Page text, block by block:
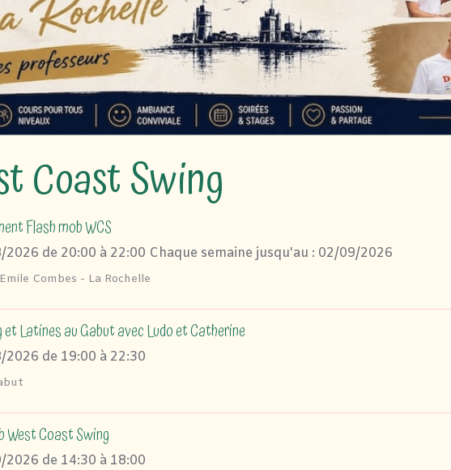
Coast Swing
Flash mob WCS
2026 de 20:00 à 22:00 Chaque semaine jusqu'au : 02/09/2026
Combes - La Rochelle
et Latines au Gabut avec Ludo et Catherine
2026 de 19:00 à 22:30
West Coast Swing
2026 de 14:30 à 18:00